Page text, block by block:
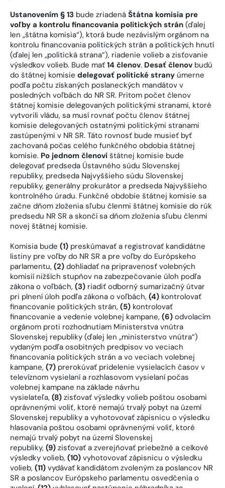
Ustanovením § 13 bude zriadená Štátna komisia pre
voľby a kontrolu financovania politických strán (ďalej
len „štátna komisia“), ktorá bude nezávislým orgánom na
kontrolu financovania politických strán a politických hnutí
(ďalej len „politická strana“), riadenie volieb a zisťovanie
výsledkov volieb. Bude mať 14 členov. Desať členov budú
do štátnej komisie delegovať politické strany úmerne
podľa počtu získaných poslaneckých mandátov v
posledných voľbách do NR SR. Pritom počet členov
štátnej komisie delegovaných politickými stranami, ktoré
vytvorili vládu, sa musí rovnať počtu členov štátnej
komisie delegovaných ostatnými politickými stranami
zastúpenými v NR SR. Táto rovnosť bude musieť byť
zachovaná počas celého funkčného obdobia štátnej
komisie. Po jednom členovi štátnej komisie bude
delegovať predseda Ústavného súdu Slovenskej
republiky, predseda Najvyššieho súdu Slovenskej
republiky, generálny prokurátor a predseda Najvyššieho
kontrolného úradu. Funkčné obdobie štátnej komisie sa
začne dňom zloženia sľubu členmi štátnej komisie do rúk
predsedu NR SR a skončí sa dňom zloženia sľubu členmi
novej štátnej komisie.
Komisia bude (1) preskúmavať a registrovať kandidátne
listiny pre voľby do NR SR a pre voľby do Európskeho
parlamentu, (2) dohliadať na pripravenosť volebných
komisií nižších stupňov na zabezpečovanie úloh podľa
zákona o voľbách, (3) riadiť odborný sumarizačný útvar
pri plnení úloh podľa zákona o voľbách, (4) kontrolovať
financovanie politických strán, (5) kontrolovať
financovanie a vedenie volebnej kampane, (6) odvolacím
orgánom proti rozhodnutiam Ministerstva vnútra
Slovenskej republiky (ďalej len „ministerstvo vnútra“)
vydaným podľa osobitných predpisov vo veciach
financovania politických strán a vo veciach volebnej
kampane, (7) prerokúvať pridelenie vysielacích časov v
televíznom vysielaní a rozhlasovom vysielaní počas
volebnej kampane na základe návrhu
vysielateľa, (8) zisťovať výsledky volieb poštou osobami
oprávnenými voliť, ktoré nemajú trvalý pobyt na území
Slovenskej republiky a vyhotovovať zápisnicu o výsledku
hlasovania poštou osobami oprávnenými voliť, ktoré
nemajú trvalý pobyt na území Slovenskej
republiky, (9) zisťovať a zverejňovať priebežné a celkové
výsledky volieb, (10) vyhotovovať zápisnicu o výsledku
volieb, (11) vydávať kandidátom zvoleným za poslancov NR
SR a poslancov Európskeho parlamentu osvedčenia o